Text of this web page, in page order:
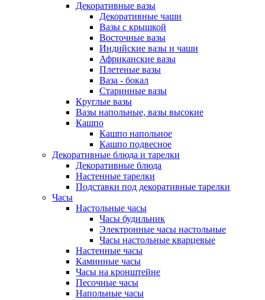
Декоративные вазы
Декоративные чаши
Вазы с крышкой
Восточные вазы
Индийские вазы и чаши
Африканские вазы
Плетеные вазы
Ваза - бокал
Старинные вазы
Круглые вазы
Вазы напольные, вазы высокие
Кашпо
Кашпо напольное
Кашпо подвесное
Декоративные блюда и тарелки
Декоративные блюда
Настенные тарелки
Подставки под декоративные тарелки
Часы
Настольные часы
Часы будильник
Электронные часы настольные
Часы настольные кварцевые
Настенные часы
Каминные часы
Часы на кронштейне
Песочные часы
Напольные часы